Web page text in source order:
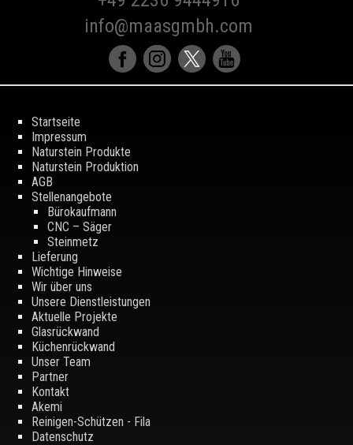
info@maasgmbh.com
Startseite
Impressum
Naturstein Produkte
Naturstein Produktion
AGB
Stellenangebote
Bürokaufmann
CNC – Säger
Steinmetz
Lieferung
Wichtige Hinweise
Wir über uns
Unsere Dienstleistungen
Aktuelle Projekte
Glasrückwand
Küchenrückwand
Unser Team
Partner
Kontakt
Akemi
Reinigen-Schützen - Fila
Datenschutz